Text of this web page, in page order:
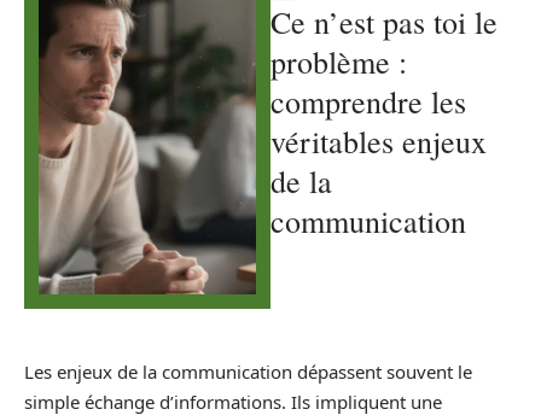
Ce n’est pas toi le
problème :
comprendre les
véritables enjeux
de la
communication
Les enjeux de la communication dépassent souvent le
simple échange d’informations. Ils impliquent une